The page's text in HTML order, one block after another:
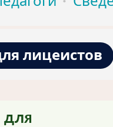
лицеистов